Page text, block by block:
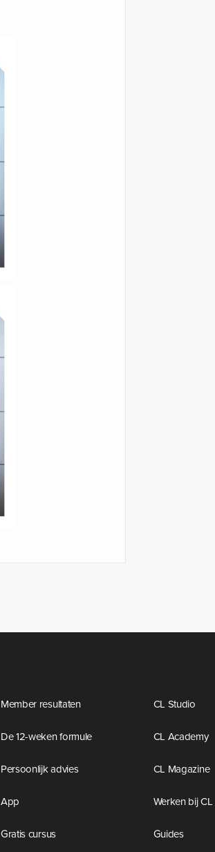
Member resultaten
De 12-weken formule
Persoonlijk advies
App
Gratis cursus
CL Studio
CL Academy
CL Magazine
Werken bij CL
Guides